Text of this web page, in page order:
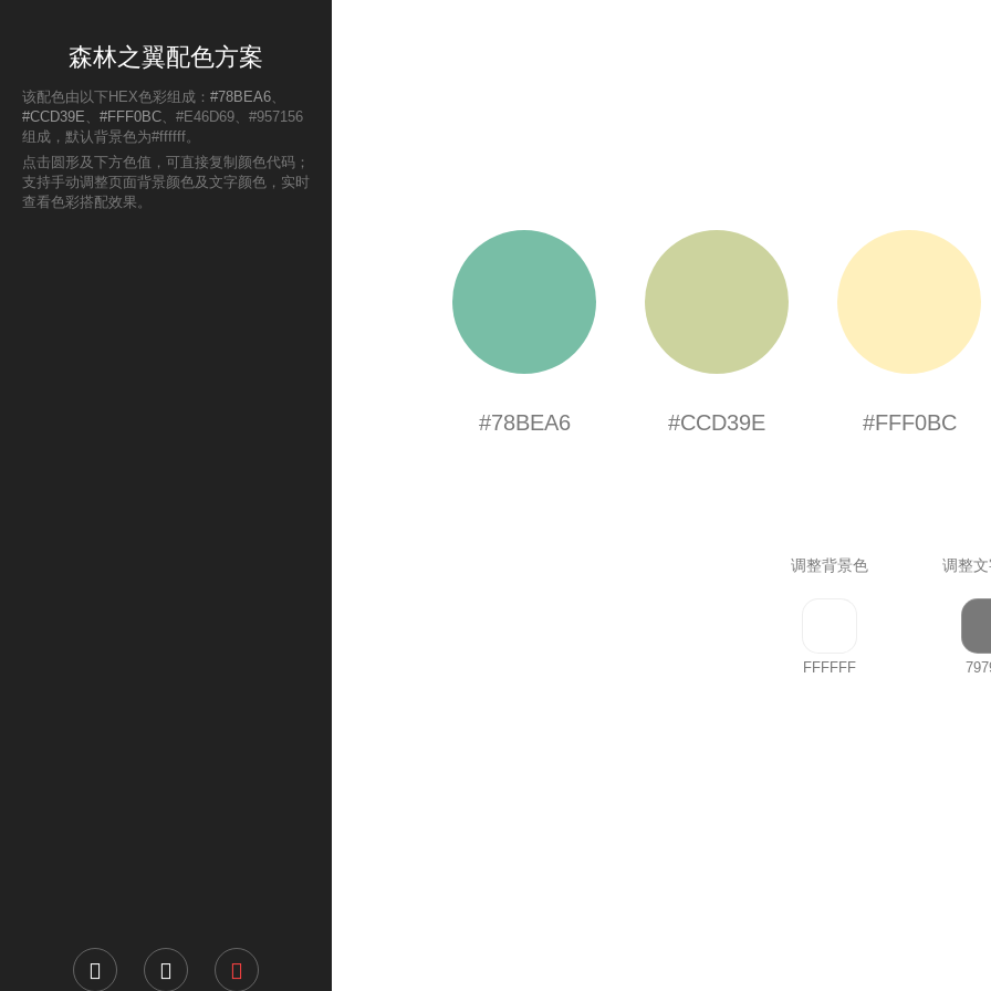
森林之翼配色方案
该配色由以下HEX色彩组成： #78BEA6、
#CCD39E 、 #FFF0BC、#E46D69、#957156
组成，默认背景色为#ffffff。
点击圆形及下方色值，可直接复制颜色代码；
支持手动调整页面背景颜色及文字颜色，实时
查看色彩搭配效果。
#78BEA6 #CCD39E #FFF0BC
调整背景色 调整